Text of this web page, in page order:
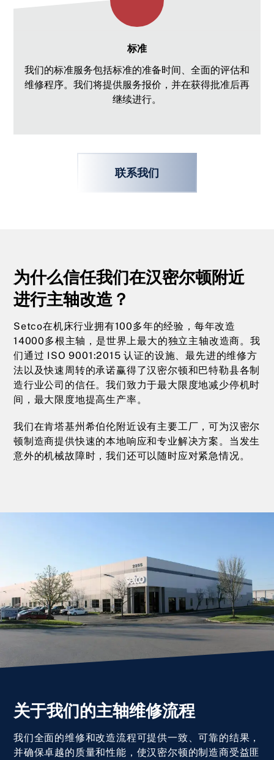
标准
我们的标准服务包括标准的准备时间、全面的评估和
维修程序。我们将提供服务报价，并在获得批准后再
继续进行。
联系我们
为什么信任我们在汉密尔顿附近
进行主轴改造？
Setco在机床行业拥有100多年的经验，每年改造
14000多根主轴，是世界上最大的独立主轴改造商。我
们通过 ISO 9001:2015 认证的设施、最先进的维修方
法以及快速周转的承诺赢得了汉密尔顿和巴特勒县各制
造行业公司的信任。我们致力于最大限度地减少停机时
间，最大限度地提高生产率。
我们在肯塔基州希伯伦附近设有主要工厂，可为汉密尔
顿制造商提供快速的本地响应和专业解决方案。当发生
意外的机械故障时，我们还可以随时应对紧急情况。
关于我们的主轴维修流程
我们全面的维修和改造流程可提供一致、可靠的结果，
并确保卓越的质量和性能，使汉密尔顿的制造商受益匪